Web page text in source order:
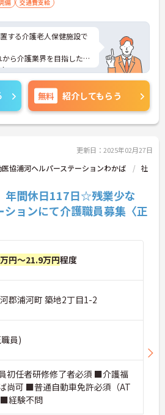
備 交通費支給
する介護老人保健施設で
ら介護業界を目指したい
ークライフバランスを保
程度なので無理なくご就
ポイントお伝えしますの
無料 紹介してもらう
更新日：2025年02月27日
協浦河ヘルパーステーションわかば
社
年間休日117日☆残業少な
ションにて介護職員募集〈正
円～21.9万円程度
郡浦河町 築地2丁目1-2
員)
初任者研修修了者必須 ■介護福
尚可 ■普通自動車免許必須（AT
経験不問